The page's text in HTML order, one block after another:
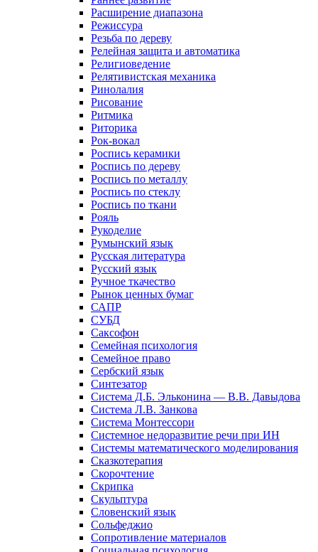
Расширение диапазона
Режиссура
Резьба по дереву
Релейная защита и автоматика
Религиоведение
Релятивистская механика
Ринолалия
Рисование
Ритмика
Риторика
Рок-вокал
Роспись керамики
Роспись по дереву
Роспись по металлу
Роспись по стеклу
Роспись по ткани
Рояль
Рукоделие
Румынский язык
Русская литература
Русский язык
Ручное ткачество
Рынок ценных бумаг
САПР
СУБД
Саксофон
Семейная психология
Семейное право
Сербский язык
Синтезатор
Система Д.Б. Эльконина — В.В. Давыдова
Система Л.В. Занкова
Система Монтессори
Системное недоразвитие речи при ИН
Системы математического моделирования
Сказкотерапия
Скорочтение
Скрипка
Скульптура
Словенский язык
Сольфеджио
Сопротивление материалов